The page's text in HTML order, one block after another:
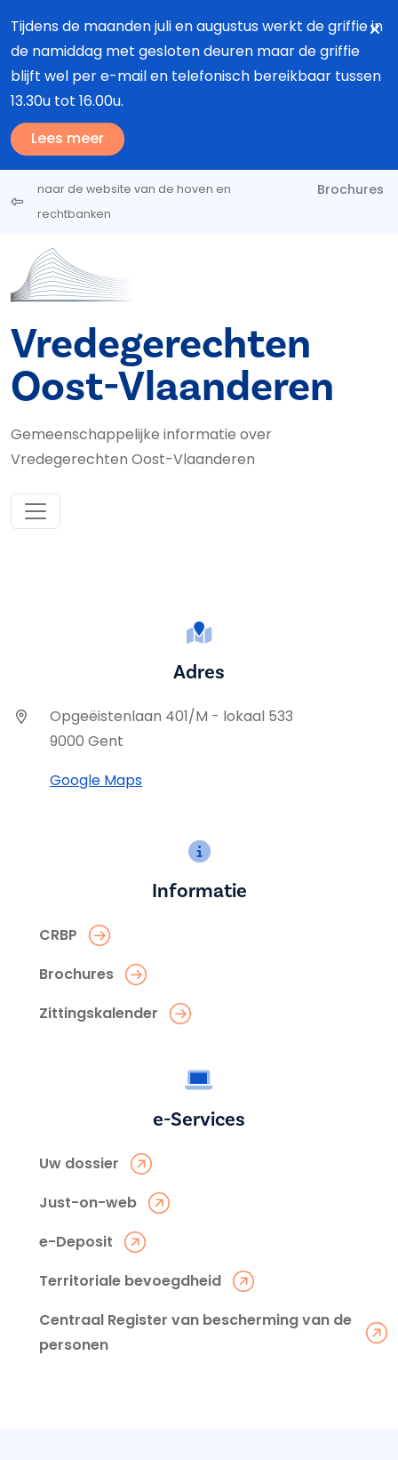
Tijdens de maanden juli en augustus werkt de griffie in
de namiddag met gesloten deuren maar de griffie
blijft wel per e-mail en telefonisch bereikbaar tussen
13.30u tot 16.00u.
Lees meer
naar de website van de hoven en
rechtbanken
Brochures
Vredegerechten
Oost-Vlaanderen
Gemeenschappelijke informatie over
Vredegerechten Oost-Vlaanderen
Adres
Opgeëistenlaan 401/M - lokaal 533
9000 Gent
Google Maps
Informatie
CRBP
Brochures
Zittingskalender
e-Services
Uw dossier
Just-on-web
e-Deposit
Territoriale bevoegdheid
Centraal Register van bescherming van de
personen